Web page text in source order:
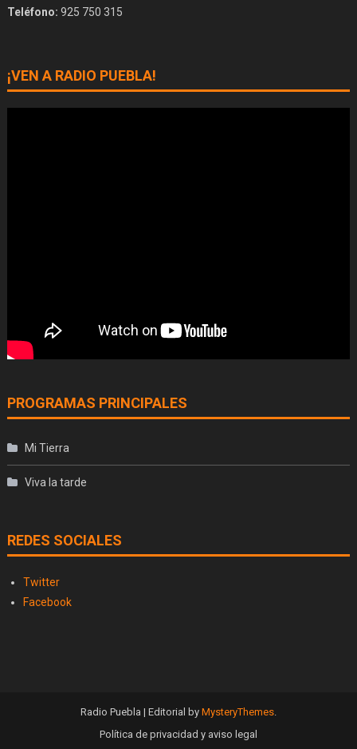
Teléfono: 925 750 315
¡VEN A RADIO PUEBLA!
PROGRAMAS PRINCIPALES
Mi Tierra
Viva la tarde
REDES SOCIALES
Twitter
Facebook
Radio Puebla | Editorial by MysteryThemes.
Política de privacidad y aviso legal